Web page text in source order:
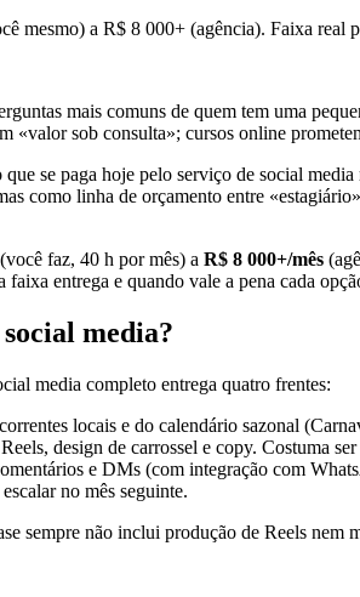
mesmo) a R$ 8 000+ (agência). Faixa real
mais comuns de quem tem uma
«valor sob consulta»; cursos online
se paga hoje pelo serviço de social
como linha de orçamento entre
(você faz, 40 h por mês) a R$ 8 000+/mês
entrega e quando vale a pena cada
media?
media completo entrega quatro frentes:
locais e do calendário sazonal
design de carrossel e copy. Costuma
e DMs (com integração com
no mês seguinte.
sempre não inclui produção de Reels nem